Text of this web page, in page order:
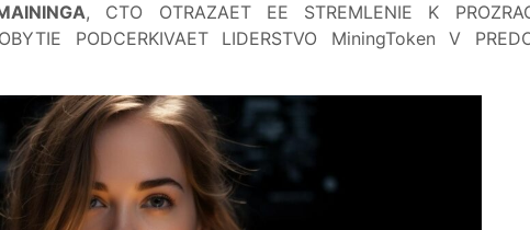
, CTO OTRAZAET EE STREMLENIE K
PODCERKIVAET LIDERSTVO MiningToken V